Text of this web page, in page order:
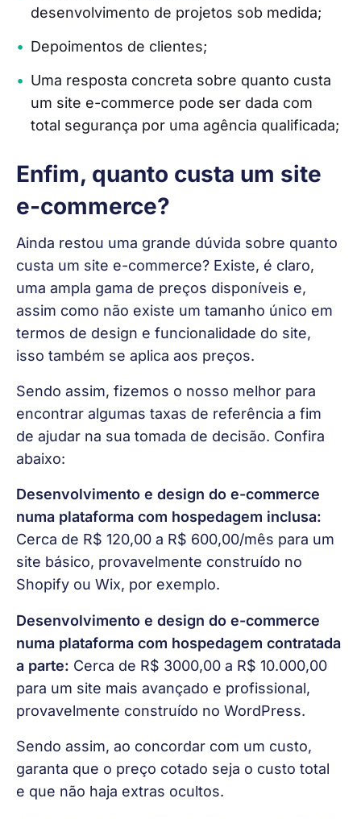
desenvolvimento de projetos sob medida;
Depoimentos de clientes;
Uma resposta concreta sobre quanto custa
um site e-commerce pode ser dada com
total segurança por uma agência qualificada;
Enfim, quanto custa um site
e-commerce?
Ainda restou uma grande dúvida sobre quanto
custa um site e-commerce? Existe, é claro,
uma ampla gama de preços disponíveis e,
assim como não existe um tamanho único em
termos de design e funcionalidade do site,
isso também se aplica aos preços.
Sendo assim, fizemos o nosso melhor para
encontrar algumas taxas de referência a fim
de ajudar na sua tomada de decisão. Confira
abaixo:
Desenvolvimento e design do e-commerce
numa plataforma com hospedagem inclusa:
Cerca de R$ 120,00 a R$ 600,00/mês para um
site básico, provavelmente construído no
Shopify ou Wix, por exemplo.
Desenvolvimento e design do e-commerce
numa plataforma com hospedagem contratada
a parte: Cerca de R$ 3000,00 a R$ 10.000,00
para um site mais avançado e profissional,
provavelmente construído no WordPress.
Sendo assim, ao concordar com um custo,
garanta que o preço cotado seja o custo total
e que não haja extras ocultos.